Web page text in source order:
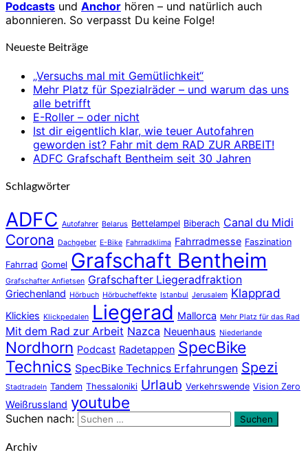
Podcasts und Anchor hören – und natürlich auch
abonnieren. So verpasst Du keine Folge!
Neueste Beiträge
„Versuchs mal mit Gemütlichkeit“
Mehr Platz für Spezialräder – und warum das uns
alle betrifft
E-Roller – oder nicht
Ist dir eigentlich klar, wie teuer Autofahren
geworden ist? Fahr mit dem RAD ZUR ARBEIT!
ADFC Grafschaft Bentheim seit 30 Jahren
Schlagwörter
ADFC Autofahrer Belarus Bettelampel Biberach Canal du Midi
Corona Dachgeber E-Bike Fahrradklima Fahrradmesse Faszination
Fahrrad Gomel Grafschaft Bentheim
Grafschafter Anfietsen Grafschafter Liegeradfraktion
Griechenland Hörbuch Hörbucheffekte Istanbul Jerusalem Klapprad
Klickies Klickpedalen Liegerad Mallorca Mehr Platz für das Rad
Mit dem Rad zur Arbeit Nazca Neuenhaus Niederlande
Nordhorn Podcast Radetappen SpecBike
Technics SpecBike Technics Erfahrungen Spezi
Stadtradeln Tandem Thessaloniki Urlaub Verkehrswende Vision Zero
Weißrussland youtube
Suchen nach: Suchen
Archiv